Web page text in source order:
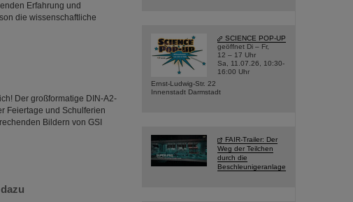
Erfahrung und
die wissenschaftliche
Der großformatige DIN-A2-
Feiertage und Schulferien
Bildern von GSI
SCIENCE POP-UP
geöffnet Di – Fr,
12 – 17 Uhr
Sa, 11.07.26, 10:30-
16:00 Uhr
Ernst-Ludwig-Str. 22
Innenstadt Darmstadt
FAIR-Trailer: Der
Weg der Teilchen
durch die
Beschleunigeranlage